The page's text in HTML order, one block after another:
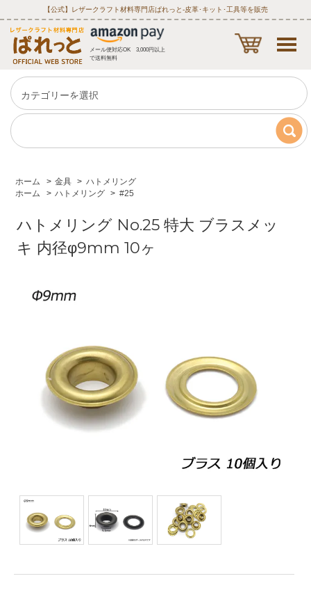
【公式】レザークラフト材料専門店ぱれっと‐皮革･キット･工具等を販売
メール便対応OK 3,000円以上
で送料無料
ホーム > 金具 > ハトメリング
ホーム
> ハトメリング > #25
ハトメリング No.25 特大 ブラスメッ
キ 内径φ9mm 10ヶ